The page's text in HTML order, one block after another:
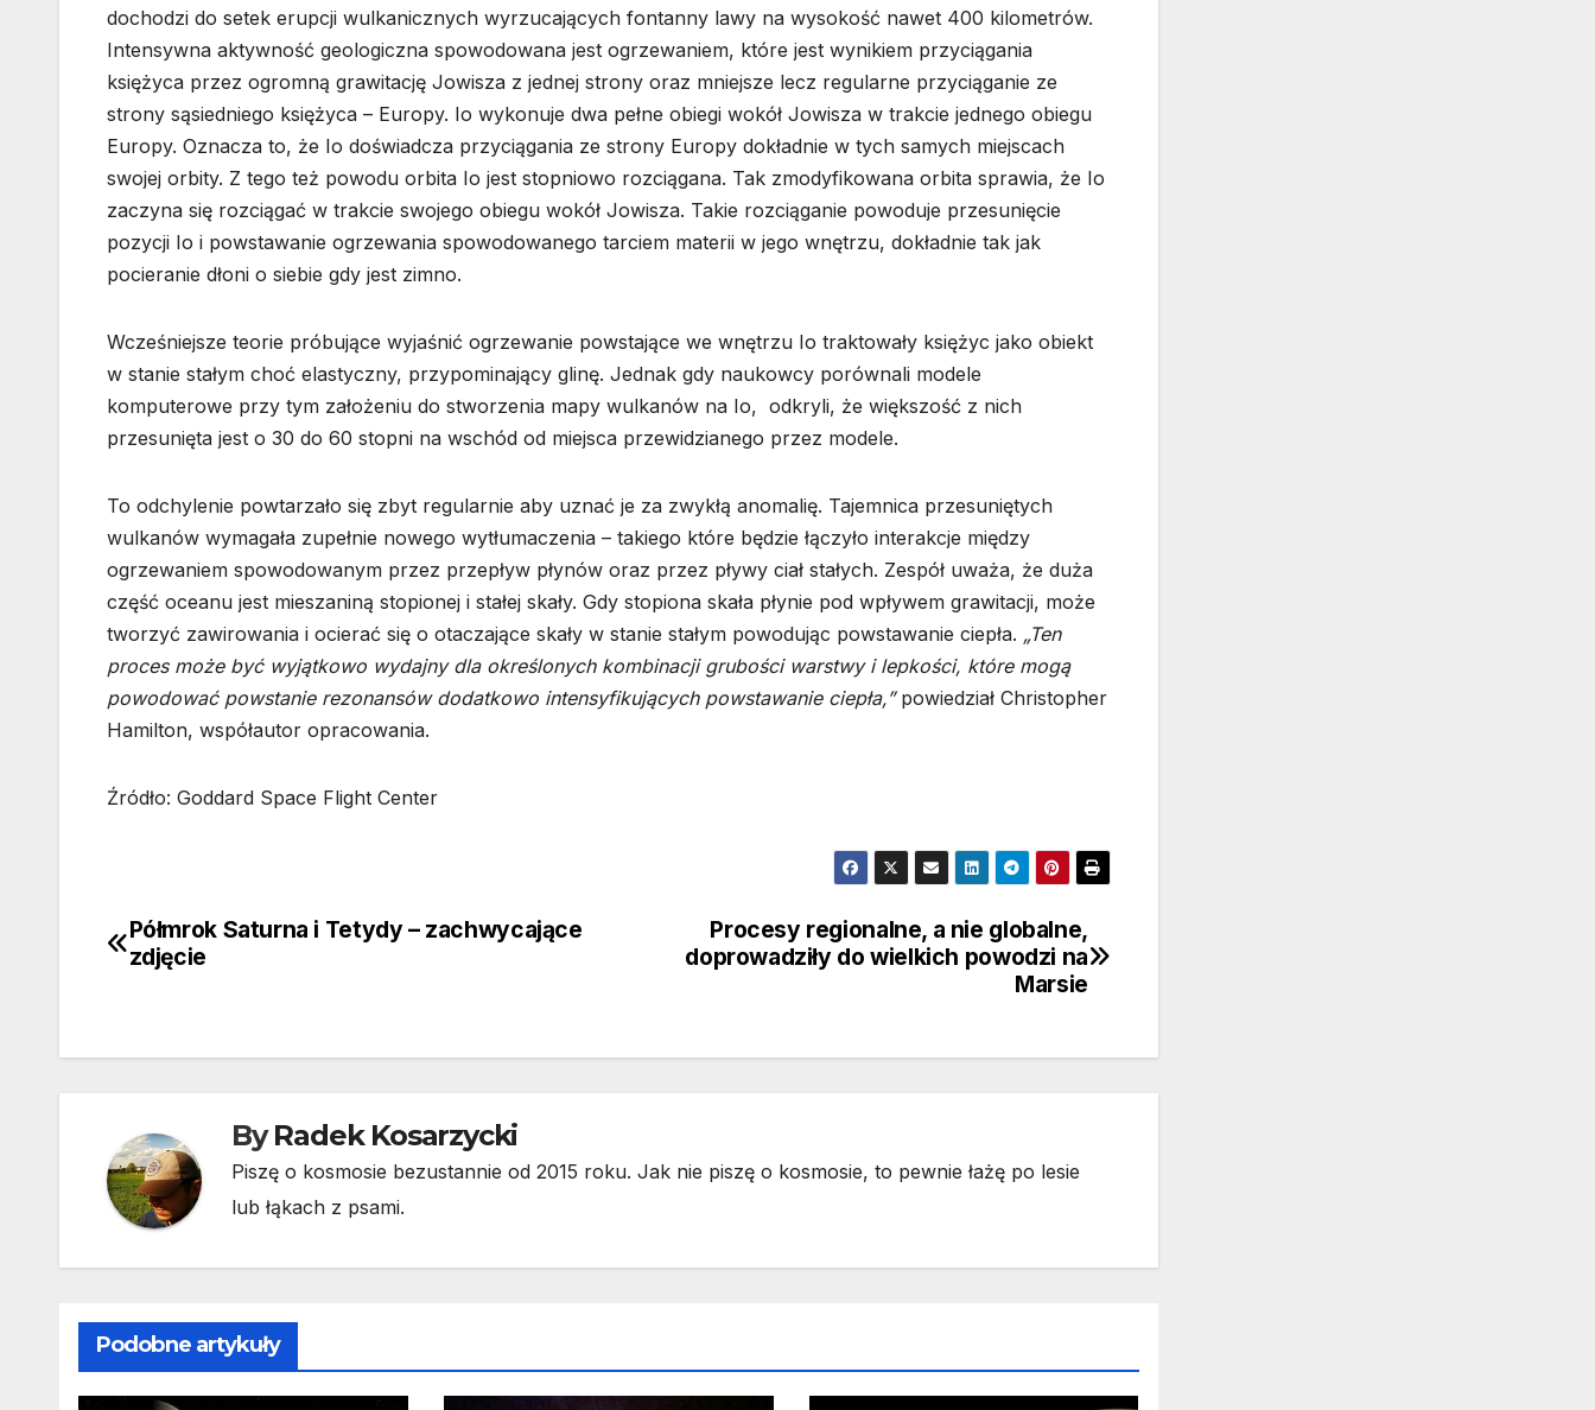
dochodzi do setek erupcji wulkanicznych wyrzucających fontanny lawy na wysokość nawet 400 kilometrów.
Intensywna aktywność geologiczna spowodowana jest ogrzewaniem, które jest wynikiem przyciągania
księżyca przez ogromną grawitację Jowisza z jednej strony oraz mniejsze lecz regularne przyciąganie ze
strony sąsiedniego księżyca – Europy. Io wykonuje dwa pełne obiegi wokół Jowisza w trakcie jednego obiegu
Europy. Oznacza to, że Io doświadcza przyciągania ze strony Europy dokładnie w tych samych miejscach
swojej orbity. Z tego też powodu orbita Io jest stopniowo rozciągana. Tak zmodyfikowana orbita sprawia, że Io
zaczyna się rozciągać w trakcie swojego obiegu wokół Jowisza. Takie rozciąganie powoduje przesunięcie
pozycji Io i powstawanie ogrzewania spowodowanego tarciem materii w jego wnętrzu, dokładnie tak jak
pocieranie dłoni o siebie gdy jest zimno.
Wcześniejsze teorie próbujące wyjaśnić ogrzewanie powstające we wnętrzu Io traktowały księżyc jako obiekt
w stanie stałym choć elastyczny, przypominający glinę. Jednak gdy naukowcy porównali modele
komputerowe przy tym założeniu do stworzenia mapy wulkanów na Io, odkryli, że większość z nich
przesunięta jest o 30 do 60 stopni na wschód od miejsca przewidzianego przez modele.
To odchylenie powtarzało się zbyt regularnie aby uznać je za zwykłą anomalię. Tajemnica przesuniętych
wulkanów wymagała zupełnie nowego wytłumaczenia – takiego które będzie łączyło interakcje między
ogrzewaniem spowodowanym przez przepływ płynów oraz przez pływy ciał stałych. Zespół uważa, że duża
część oceanu jest mieszaniną stopionej i stałej skały. Gdy stopiona skała płynie pod wpływem grawitacji, może
tworzyć zawirowania i ocierać się o otaczające skały w stanie stałym powodując powstawanie ciepła. „Ten
proces może być wyjątkowo wydajny dla określonych kombinacji grubości warstwy i lepkości, które mogą
powodować powstanie rezonansów dodatkowo intensyfikujących powstawanie ciepła,”powiedział Christopher
Hamilton, współautor opracowania.
Źródło: Goddard Space Flight Center
Nawigacja
Procesy regionalne, a nie globalne,
doprowadziły do wielkich powodzi na
Marsie
Półmrok Saturna i Tetydy – zachwycające
zdjęcie
ByRadek Kosarzycki
Piszę o kosmosie bezustannie od 2015 roku. Jak nie piszę o kosmosie, to pewnie łażę po lesie
lub łąkach z psami.
Podobne artykuły